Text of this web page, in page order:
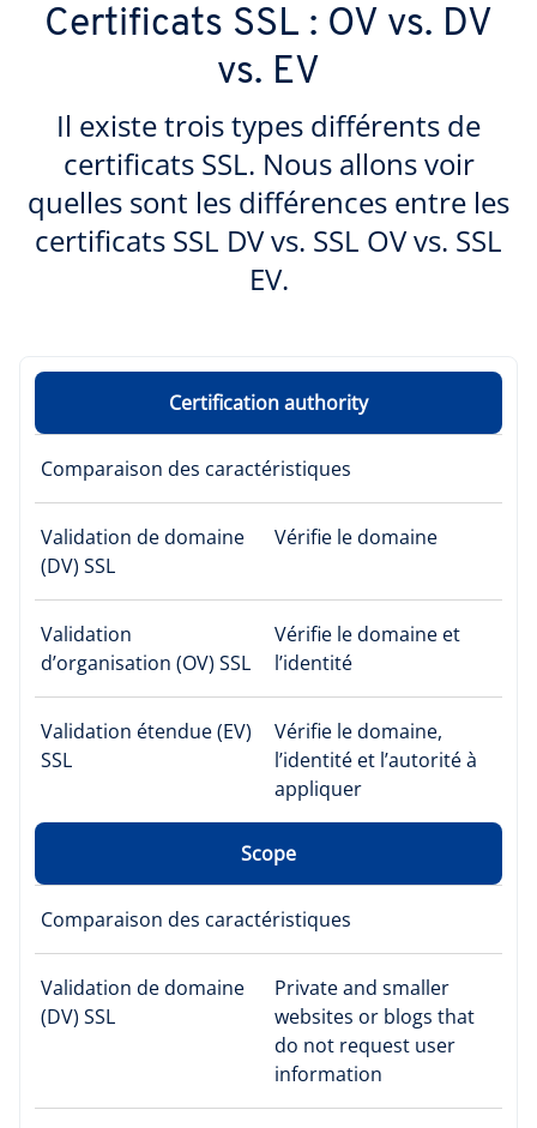
Certificats SSL : OV vs. DV
vs. EV
Il existe trois types différents de
certificats SSL. Nous allons voir
quelles sont les différences entre les
certificats SSL DV vs. SSL OV vs. SSL
EV.
Certification authority
Comparaison des caractéristiques
Validation de domaine
(DV) SSL
Vérifie le domaine
Validation
d’organisation (OV) SSL
Vérifie le domaine et
l’identité
Validation étendue (EV)
SSL
Vérifie le domaine,
l’identité et l’autorité à
appliquer
Scope
Comparaison des caractéristiques
Validation de domaine
(DV) SSL
Private and smaller
websites or blogs that
do not request user
information